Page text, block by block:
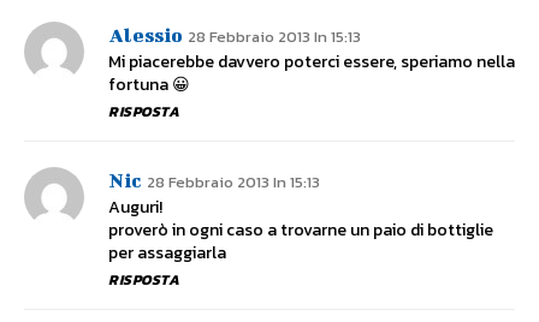
Alessio 28 Febbraio 2013 In 15:13
Mi piacerebbe davvero poterci essere, speriamo nella
fortuna 😀
RISPOSTA
Nic 28 Febbraio 2013 In 15:13
Auguri!
proverò in ogni caso a trovarne un paio di bottiglie
per assaggiarla
RISPOSTA